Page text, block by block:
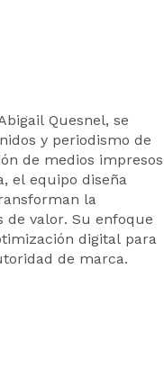
Quesnel, se
y periodismo de
de medios impresos
el equipo diseña
la
de valor. Su enfoque
digital para
de marca.